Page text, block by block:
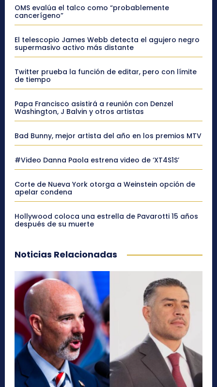
OMS evalúa el talco como “probablemente
cancerígeno”
El telescopio James Webb detecta el agujero negro
supermasivo activo más distante
Twitter prueba la función de editar, pero con límite
de tiempo
Papa Francisco asistirá a reunión con Denzel
Washington, J Balvin y otros artistas
Bad Bunny, mejor artista del año en los premios MTV
#Video Danna Paola estrena video de ‘XT4S1S’
Corte de Nueva York otorga a Weinstein opción de
apelar condena
Hollywood coloca una estrella de Pavarotti 15 años
después de su muerte
Noticias Relacionadas